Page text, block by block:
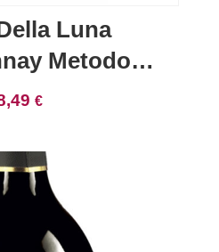
Luna
Metodo
€